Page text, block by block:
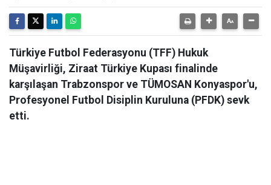
Türkiye Futbol Federasyonu (TFF) Hukuk
Müşavirliği, Ziraat Türkiye Kupası finalinde
karşılaşan Trabzonspor ve TÜMOSAN Konyaspor'u,
Profesyonel Futbol Disiplin Kuruluna (PFDK) sevk
etti.